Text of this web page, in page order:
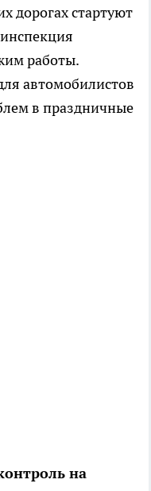
дорогах стартуют
работы.
автомобилистов
в праздничные
на